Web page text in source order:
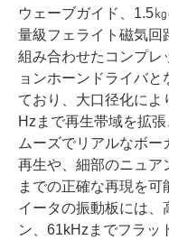
ウェーブガイド、1.5
量級フェライト磁気回
組み合わせたコンプレ
ョンホーンドライバと
ており、大口径化によ
Hzまで再生帯域を拡張
ムーズでリアルなボー
再生や、細部のニュア
までの正確な再現を
イータの振動板には、
ン、61kHzまでフラッ